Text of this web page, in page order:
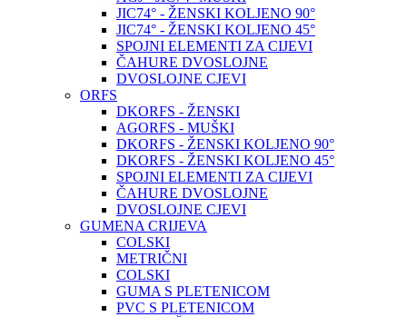
JIC74° - ŽENSKI KOLJENO 90°
JIC74° - ŽENSKI KOLJENO 45°
SPOJNI ELEMENTI ZA CIJEVI
ČAHURE DVOSLOJNE
DVOSLOJNE CJEVI
ORFS
DKORFS - ŽENSKI
AGORFS - MUŠKI
DKORFS - ŽENSKI KOLJENO 90°
DKORFS - ŽENSKI KOLJENO 45°
SPOJNI ELEMENTI ZA CIJEVI
ČAHURE DVOSLOJNE
DVOSLOJNE CJEVI
GUMENA CRIJEVA
COLSKI
METRIČNI
COLSKI
GUMA S PLETENICOM
PVC S PLETENICOM